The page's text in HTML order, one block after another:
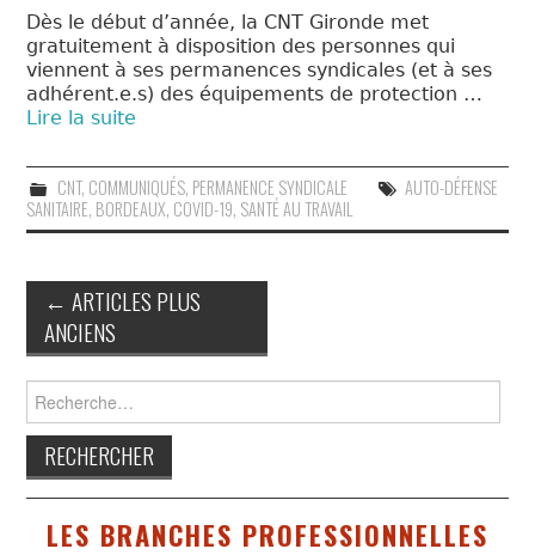
Dès le début d’année, la CNT Gironde met
gratuitement à disposition des personnes qui
viennent à ses permanences syndicales (et à ses
adhérent.e.s) des équipements de protection …
Lire la suite
CNT, COMMUNIQUÉS, PERMANENCE SYNDICALE
AUTO-DÉFENSE
SANITAIRE, BORDEAUX, COVID-19, SANTÉ AU TRAVAIL
Navigation
des
articles
← ARTICLES PLUS
ANCIENS
LES BRANCHES PROFESSIONNELLES